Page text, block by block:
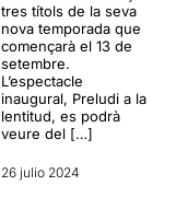
tres títols de la seva
nova temporada que
començarà el 13 de
setembre.
L’espectacle
inaugural, Preludi a la
lentitud, es podrà
veure del […]
26 julio 2024